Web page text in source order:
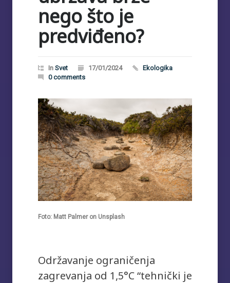
nego što je
predviđeno?
In Svet 17/01/2024
Ekologika
0 comments
Foto: Matt Palmer on Unsplash
Održavanje ograničenja
zagrevanja od 1,5°C “tehnički je